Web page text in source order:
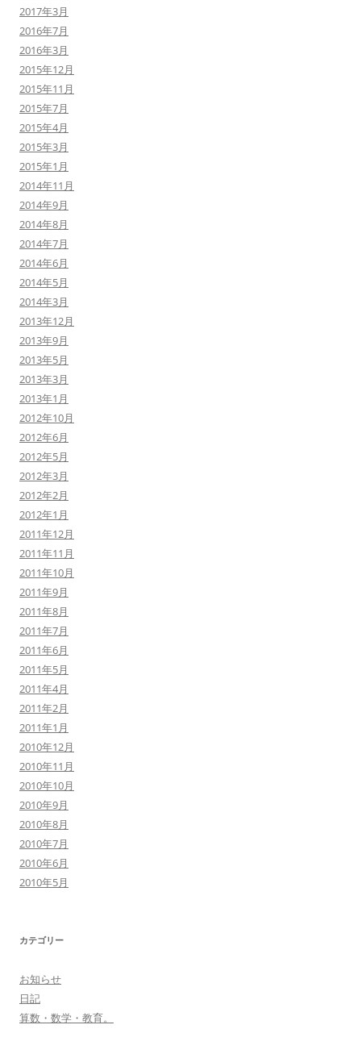
2017年3月
2016年7月
2016年3月
2015年12月
2015年11月
2015年7月
2015年4月
2015年3月
2015年1月
2014年11月
2014年9月
2014年8月
2014年7月
2014年6月
2014年5月
2014年3月
2013年12月
2013年9月
2013年5月
2013年3月
2013年1月
2012年10月
2012年6月
2012年5月
2012年3月
2012年2月
2012年1月
2011年12月
2011年11月
2011年10月
2011年9月
2011年8月
2011年7月
2011年6月
2011年5月
2011年4月
2011年2月
2011年1月
2010年12月
2010年11月
2010年10月
2010年9月
2010年8月
2010年7月
2010年6月
2010年5月
カテゴリー
お知らせ
日記
算数・数学・教育。